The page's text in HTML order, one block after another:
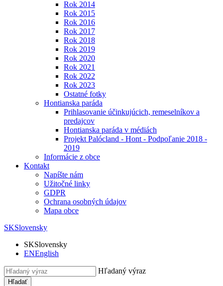
Rok 2014
Rok 2015
Rok 2016
Rok 2017
Rok 2018
Rok 2019
Rok 2020
Rok 2021
Rok 2022
Rok 2023
Ostatné fotky
Hontianska paráda
Prihlasovanie účinkujúcich, remeselníkov a
predajcov
Hontianska paráda v médiách
Projekt Palócland - Hont - Podpoľanie 2018 -
2019
Informácie z obce
Kontakt
Napíšte nám
Užitočné linky
GDPR
Ochrana osobných údajov
Mapa obce
SKSlovensky
SKSlovensky
ENEnglish
Hľadaný výraz
Hľadať